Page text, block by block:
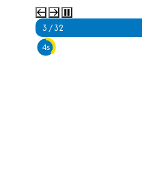
3 / 32
2s